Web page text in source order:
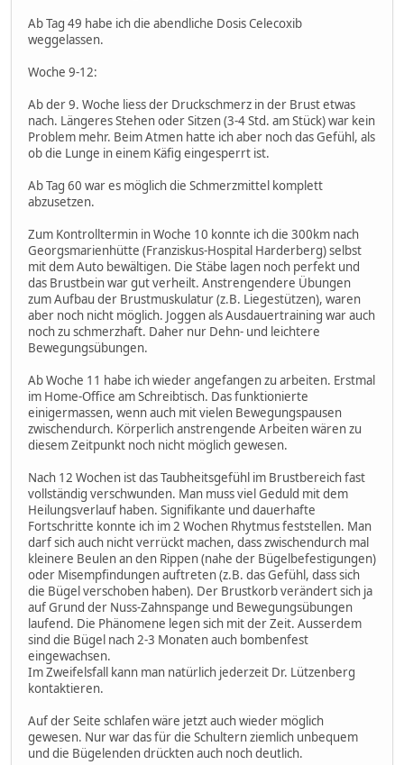
Ab Tag 49 habe ich die abendliche Dosis Celecoxib
weggelassen.
Woche 9-12:
Ab der 9. Woche liess der Druckschmerz in der Brust etwas
nach. Längeres Stehen oder Sitzen (3-4 Std. am Stück) war kein
Problem mehr. Beim Atmen hatte ich aber noch das Gefühl, als
ob die Lunge in einem Käfig eingesperrt ist.
Ab Tag 60 war es möglich die Schmerzmittel komplett
abzusetzen.
Zum Kontrolltermin in Woche 10 konnte ich die 300km nach
Georgsmarienhütte (Franziskus-Hospital Harderberg) selbst
mit dem Auto bewältigen. Die Stäbe lagen noch perfekt und
das Brustbein war gut verheilt. Anstrengendere Übungen
zum Aufbau der Brustmuskulatur (z.B. Liegestützen), waren
aber noch nicht möglich. Joggen als Ausdauertraining war auch
noch zu schmerzhaft. Daher nur Dehn- und leichtere
Bewegungsübungen.
Ab Woche 11 habe ich wieder angefangen zu arbeiten. Erstmal
im Home-Office am Schreibtisch. Das funktionierte
einigermassen, wenn auch mit vielen Bewegungspausen
zwischendurch. Körperlich anstrengende Arbeiten wären zu
diesem Zeitpunkt noch nicht möglich gewesen.
Nach 12 Wochen ist das Taubheitsgefühl im Brustbereich fast
vollständig verschwunden. Man muss viel Geduld mit dem
Heilungsverlauf haben. Signifikante und dauerhafte
Fortschritte konnte ich im 2 Wochen Rhytmus feststellen. Man
darf sich auch nicht verrückt machen, dass zwischendurch mal
kleinere Beulen an den Rippen (nahe der Bügelbefestigungen)
oder Misempfindungen auftreten (z.B. das Gefühl, dass sich
die Bügel verschoben haben). Der Brustkorb verändert sich ja
auf Grund der Nuss-Zahnspange und Bewegungsübungen
laufend. Die Phänomene legen sich mit der Zeit. Ausserdem
sind die Bügel nach 2-3 Monaten auch bombenfest
eingewachsen.
Im Zweifelsfall kann man natürlich jederzeit Dr. Lützenberg
kontaktieren.
Auf der Seite schlafen wäre jetzt auch wieder möglich
gewesen. Nur war das für die Schultern ziemlich unbequem
und die Bügelenden drückten auch noch deutlich.